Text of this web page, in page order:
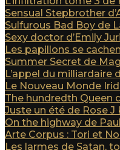
Sensual Stepbrother
Sulfurous Bad Boy de
Sexy doctor d’Emily
Les papillons se
Summer Secret de
L’appel du milliardaire
Le Nouveau Monde
The hundredth Queen
Juste un été de Rose J
On the highway de
Arte Corpus : Tori et
Les larmes de Satan,